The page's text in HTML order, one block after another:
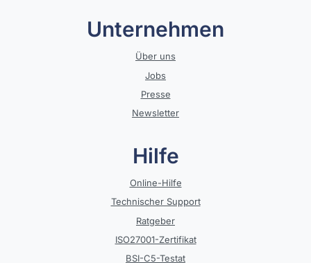
Unternehmen
Über uns
Jobs
Presse
Newsletter
Hilfe
Online-Hilfe
Technischer Support
Ratgeber
ISO27001-Zertifikat
BSI-C5-Testat